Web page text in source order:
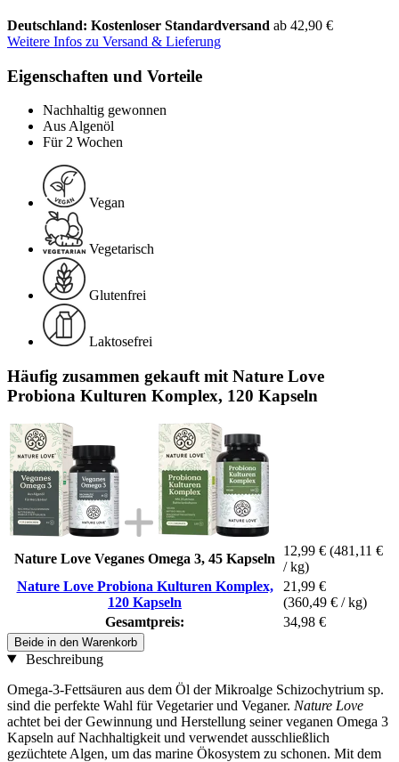
Deutschland: Kostenloser Standardversand ab 42,90 €
Weitere Infos zu Versand & Lieferung
Eigenschaften und Vorteile
Nachhaltig gewonnen
Aus Algenöl
Für 2 Wochen
Vegan
Vegetarisch
Glutenfrei
Laktosefrei
Häufig zusammen gekauft mit Nature Love
Probiona Kulturen Komplex, 120 Kapseln
Nature Love Veganes Omega 3, 45 Kapseln
12,99 € (481,11 €
/ kg)
Nature Love Probiona Kulturen Komplex,
120 Kapseln
21,99 €
(360,49 € / kg)
Gesamtpreis:
34,98 €
Beide in den Warenkorb
Beschreibung
Omega-3-Fettsäuren aus dem Öl der Mikroalge Schizochytrium sp.
sind die perfekte Wahl für Vegetarier und Veganer. Nature Love
achtet bei der Gewinnung und Herstellung seiner veganen Omega 3
Kapseln auf Nachhaltigkeit und verwendet ausschließlich
gezüchtete Algen, um das marine Ökosystem zu schonen. Mit dem